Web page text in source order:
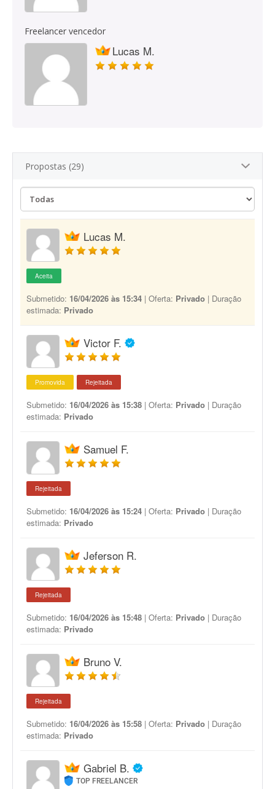
Freelancer vencedor
Lucas M.
Propostas (29)
Lucas M.
Aceita
Submetido: 16/04/2026 às 15:34 | Oferta: Privado | Duração
estimada: Privado
Victor F.
Promovida Rejeitada
Submetido: 16/04/2026 às 15:38 | Oferta: Privado | Duração
estimada: Privado
Samuel F.
Rejeitada
Submetido: 16/04/2026 às 15:24 | Oferta: Privado | Duração
estimada: Privado
Jeferson R.
Rejeitada
Submetido: 16/04/2026 às 15:48 | Oferta: Privado | Duração
estimada: Privado
Bruno V.
Rejeitada
Submetido: 16/04/2026 às 15:58 | Oferta: Privado | Duração
estimada: Privado
Gabriel B.
TOP FREELANCER